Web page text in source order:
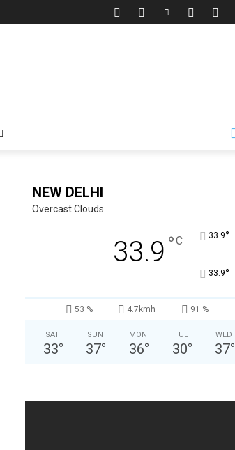
NEW DELHI
Overcast Clouds
33.9 °C 33.9°
33.9°
53 % 4.7kmh 91 %
SAT
33°
SUN
37°
MON
36°
TUE
30°
WED
37°